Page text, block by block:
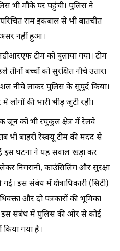
भी मौके पर पहुंची। पुलिस ने
राम इकबाल से भी बातचीत
नहीं हुआ।
टीम को बुलाया गया। टीम
बच्चों को सुरक्षित नीचे उतारा
नीचे लाकर पुलिस के सुपुर्द किया।
लोगों की भारी भीड़ जुटी रही।
जून को भी रघुकुल क्षेत्र में रेलवे
भी बाहरी रेस्क्यू टीम की मदद से
इस घटना ने यह सवाल खड़ा कर
निगरानी, काउंसिलिंग और सुरक्षा
इस संबंध में क्षेत्राधिकारी (सिटी)
और दो पत्रकारों की भूमिका
इस संबंध में पुलिस की ओर से कोई
किया गया है।